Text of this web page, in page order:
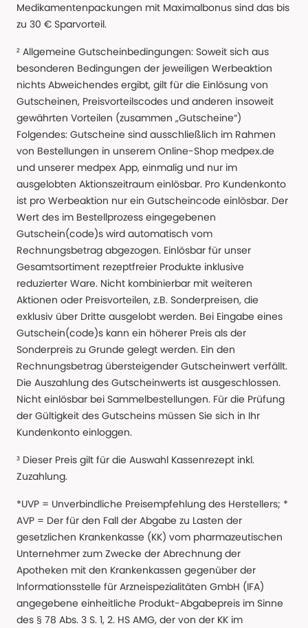
Medikamentenpackungen mit Maximalbonus sind das bis
zu 30 € Sparvorteil.
² Allgemeine Gutscheinbedingungen: Soweit sich aus
besonderen Bedingungen der jeweiligen Werbeaktion
nichts Abweichendes ergibt, gilt für die Einlösung von
Gutscheinen, Preisvorteilscodes und anderen insoweit
gewährten Vorteilen (zusammen „Gutscheine“)
Folgendes: Gutscheine sind ausschließlich im Rahmen
von Bestellungen in unserem Online-Shop medpex.de
und unserer medpex App, einmalig und nur im
ausgelobten Aktionszeitraum einlösbar. Pro Kundenkonto
ist pro Werbeaktion nur ein Gutscheincode einlösbar. Der
Wert des im Bestellprozess eingegebenen
Gutschein(code)s wird automatisch vom
Rechnungsbetrag abgezogen. Einlösbar für unser
Gesamtsortiment rezeptfreier Produkte inklusive
reduzierter Ware. Nicht kombinierbar mit weiteren
Aktionen oder Preisvorteilen, z.B. Sonderpreisen, die
exklusiv über Dritte ausgelobt werden. Bei Eingabe eines
Gutschein(code)s kann ein höherer Preis als der
Sonderpreis zu Grunde gelegt werden. Ein den
Rechnungsbetrag übersteigender Gutscheinwert verfällt.
Die Auszahlung des Gutscheinwerts ist ausgeschlossen.
Nicht einlösbar bei Sammelbestellungen. Für die Prüfung
der Gültigkeit des Gutscheins müssen Sie sich in Ihr
Kundenkonto einloggen.
³ Dieser Preis gilt für die Auswahl Kassenrezept inkl.
Zuzahlung.
*UVP = Unverbindliche Preisempfehlung des Herstellers; *
AVP = Der für den Fall der Abgabe zu Lasten der
gesetzlichen Krankenkasse (KK) vom pharmazeutischen
Unternehmer zum Zwecke der Abrechnung der
Apotheken mit den Krankenkassen gegenüber der
Informationsstelle für Arzneispezialitäten GmbH (IFA)
angegebene einheitliche Produkt-Abgabepreis im Sinne
des § 78 Abs. 3 S. 1, 2. HS AMG, der von der KK im